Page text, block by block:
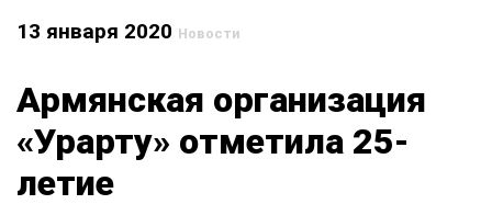
13 января 2020 Новости
Армянская организация
«Урарту» отметила 25-
летие